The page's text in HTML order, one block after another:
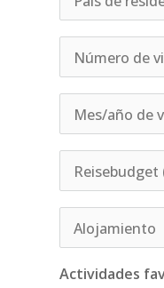
Actividades